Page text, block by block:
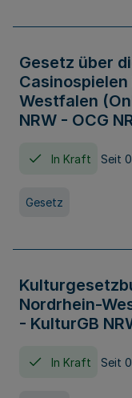
Gesetz über
Westfalen
NRW - OCG
In Kraft Seit
Gesetz
Nordrhein-
- KulturGB
In Kraft Seit